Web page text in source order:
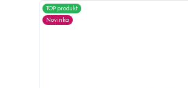
TOP produkt
Novinka